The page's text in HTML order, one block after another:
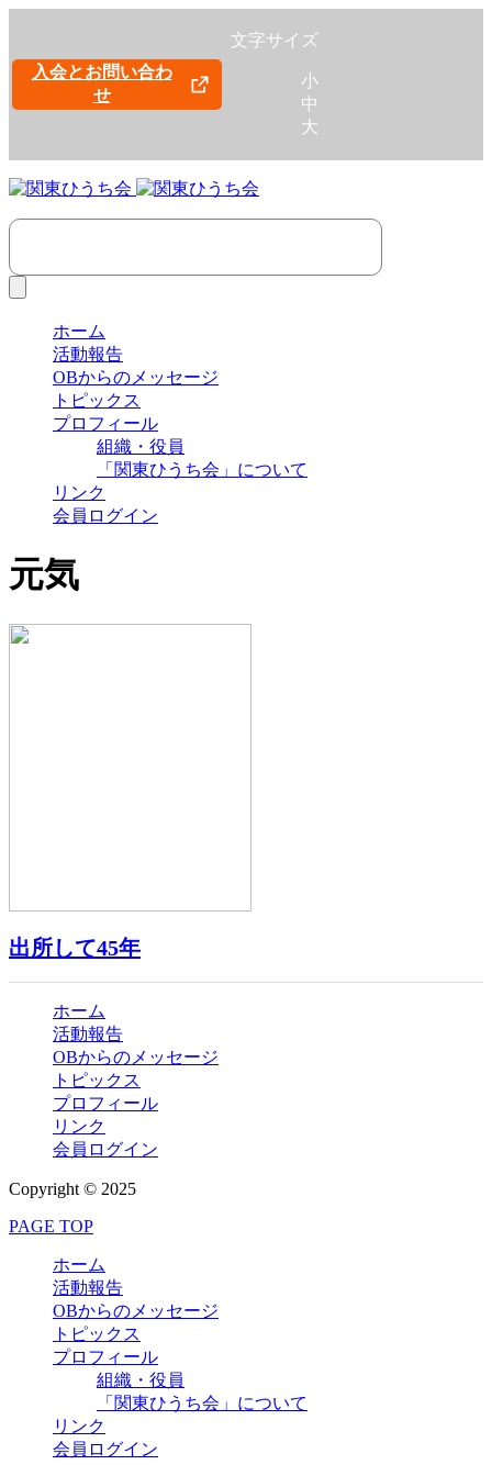
入会とお問い合わ
せ
文字サイズ
小
中
大
ホーム
活動報告
OBからのメッセージ
トピックス
プロフィール
組織・役員
「関東ひうち会」について
リンク
会員ログイン
元気
出所して45年
ホーム
活動報告
OBからのメッセージ
トピックス
プロフィール
リンク
会員ログイン
Copyright © 2025
PAGE TOP
ホーム
活動報告
OBからのメッセージ
トピックス
プロフィール
組織・役員
「関東ひうち会」について
リンク
会員ログイン